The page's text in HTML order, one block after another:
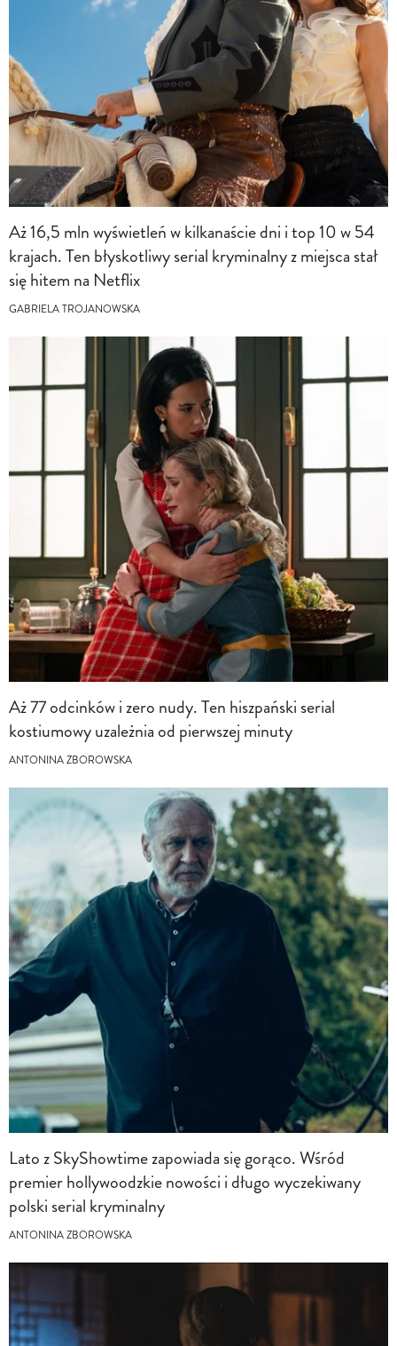
Aż 16,5 mln wyświetleń w kilkanaście dni i top 10 w 54
krajach. Ten błyskotliwy serial kryminalny z miejsca stał
się hitem na Netflix
GABRIELA TROJANOWSKA
Aż 77 odcinków i zero nudy. Ten hiszpański serial
kostiumowy uzależnia od pierwszej minuty
ANTONINA ZBOROWSKA
Lato z SkyShowtime zapowiada się gorąco. Wśród
premier hollywoodzkie nowości i długo wyczekiwany
polski serial kryminalny
ANTONINA ZBOROWSKA